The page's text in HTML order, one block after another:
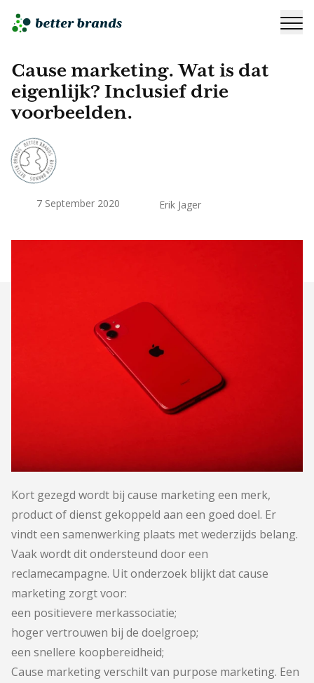
Cause marketing. Wat is dat
eigenlijk? Inclusief drie
voorbeelden.
7 September 2020 Erik Jager
Kort gezegd wordt bij cause marketing een merk,
product of dienst gekoppeld aan een goed doel. Er
vindt een samenwerking plaats met wederzijds belang.
Vaak wordt dit ondersteund door een
reclamecampagne. Uit onderzoek blijkt dat cause
marketing zorgt voor:
een positievere merkassociatie;
hoger vertrouwen bij de doelgroep;
een snellere koopbereidheid;
Cause marketing verschilt van purpose marketing. Een